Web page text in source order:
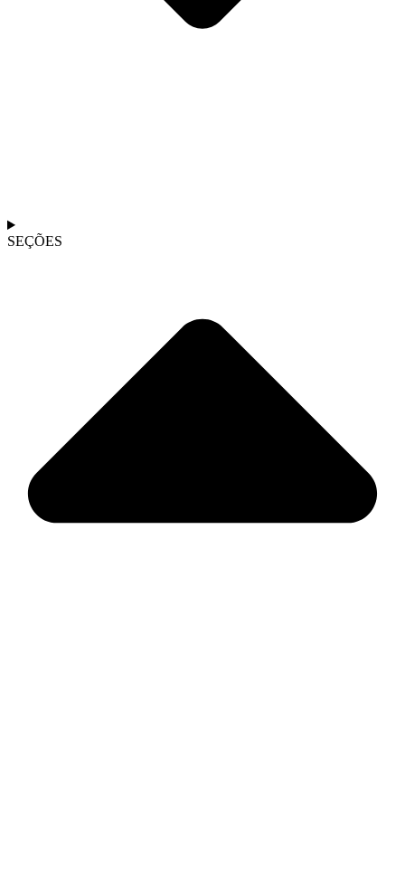
SEÇÕES